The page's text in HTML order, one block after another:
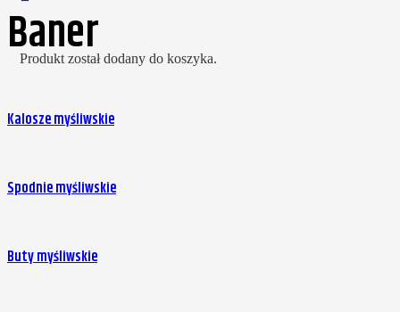
Produkt został dodany do koszyka.
Baner
Kalosze myśliwskie
Spodnie myśliwskie
Buty myśliwskie